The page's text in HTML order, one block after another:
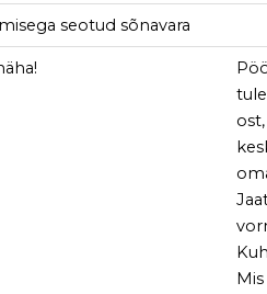
seotud sõnavara